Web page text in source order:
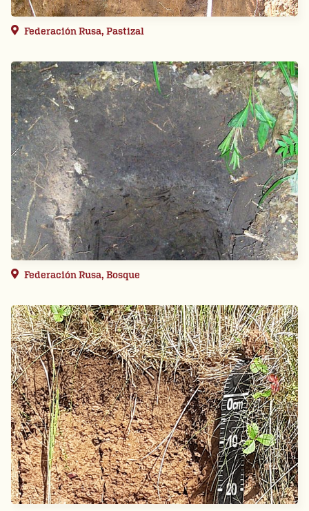
Federación Rusa, Pastizal
Federación Rusa, Bosque